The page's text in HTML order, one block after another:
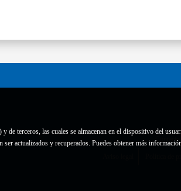
terceros, las cuales se almacenan en el dispositivo del
actualizados y recuperados. Puedes obtener más
Contacto